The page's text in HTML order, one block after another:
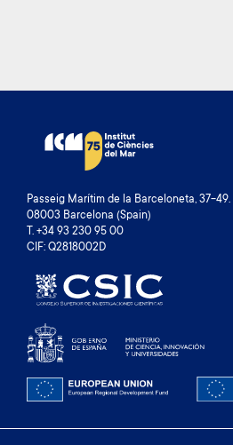
Passeig Marítim de la Barceloneta, 37-49.
08003 Barcelona (Spain)
T. +34 93 230 95 00
CIF: Q2818002D